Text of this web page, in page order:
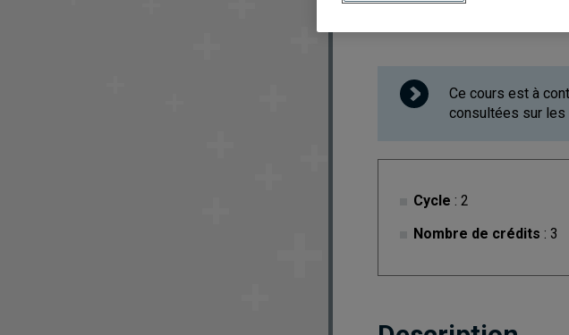
Ce cours est à
consultées sur les
Cycle : 2
Nombre de crédits : 3